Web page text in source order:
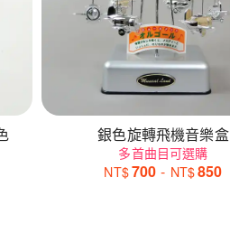
紅色 銀色旋轉飛機音樂盒
多首曲目可選購
NT$700 - NT$850